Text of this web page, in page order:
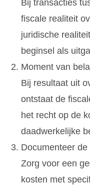
Bij transacties
fiscale realiteit
juridische
beginsel als
Moment van
Bij resultaat uit
ontstaat de
het recht op de
daadwerkelijke
Documenteer
Zorg voor een
kosten met